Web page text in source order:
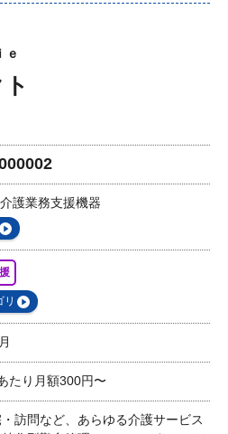
ｅ
護業務支援機器
リ
たり月額300円〜
訪問など、あらゆる介護サービス